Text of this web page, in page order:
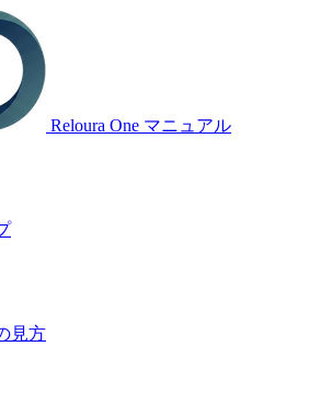
Reloura One マニュアル
見方